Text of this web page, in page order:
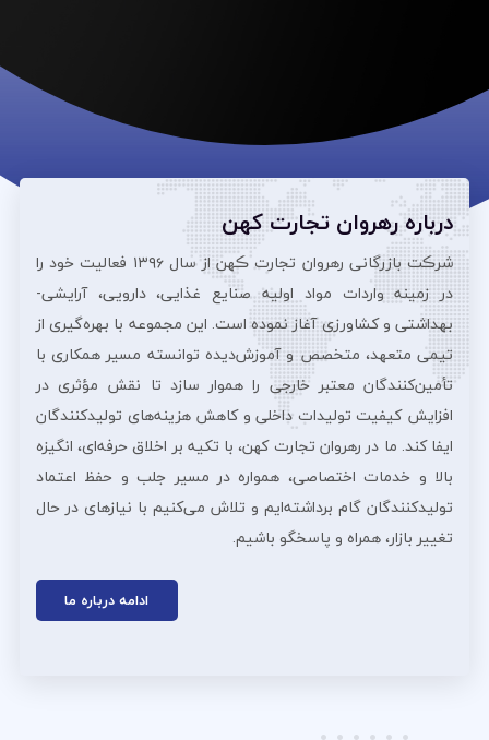
درباره رهروان تجارت کهن
شرڪت بازرگانی رهروان تجارت ڪهن از سال ۱۳۹۶ فعالیت خود را
در زمینه واردات مواد اولیه صنایع غذایی، دارویی، آرایشی‌-
بهداشتی و کشاورزی آغاز نموده است. این مجموعه با بهره‌گیری از
تیمی متعهد، متخصص و آموزش‌دیده توانسته مسیر همکاری با
تأمین‌کنندگان معتبر خارجی را هموار سازد تا نقش مؤثری در
افزایش کیفیت تولیدات داخلی و کاهش هزینه‌های تولیدکنندگان
ایفا کند. ما در رهروان تجارت کهن، با تکیه بر اخلاق حرفه‌ای، انگیزه
بالا و خدمات اختصاصی، همواره در مسیر جلب و حفظ اعتماد
تولیدکنندگان گام برداشته‌ایم و تلاش می‌کنیم با نیازهای در حال
تغییر بازار، همراه و پاسخگو باشیم.
ادامه درباره ما